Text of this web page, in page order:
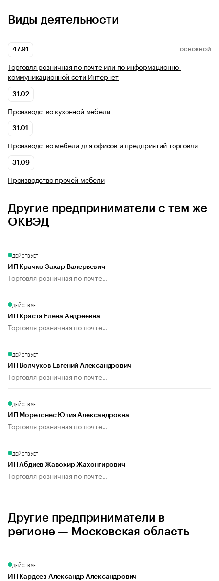
Виды деятельности
47.91 ОСНОВНОЙ
Торговля розничная по почте или по информационно-
коммуникационной сети Интернет
31.02
Производство кухонной мебели
31.01
Производство мебели для офисов и предприятий торговли
31.09
Производство прочей мебели
Другие предприниматели с тем же
ОКВЭД
ДЕЙСТВУЕТ
ИП Крачко Захар Валерьевич
Торговля розничная по почте...
ДЕЙСТВУЕТ
ИП Краста Елена Андреевна
Торговля розничная по почте...
ДЕЙСТВУЕТ
ИП Волчуков Евгений Александрович
Торговля розничная по почте...
ДЕЙСТВУЕТ
ИП Моретонес Юлия Александровна
Торговля розничная по почте...
ДЕЙСТВУЕТ
ИП Абдиев Жавохир Жахонгирович
Торговля розничная по почте...
Другие предприниматели в
регионе — Московская область
ДЕЙСТВУЕТ
ИП Кардеев Александр Александрович